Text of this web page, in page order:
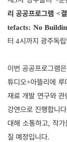
리 공공프로그램 <
tefacts: No
터 4시까지 광주독
이번 공공프로그램
튜디오+아뜰리에 루
재료 개발 연구와 관
강연으로 진행합니다
대해 소통하고, 작
질 예정입니다.